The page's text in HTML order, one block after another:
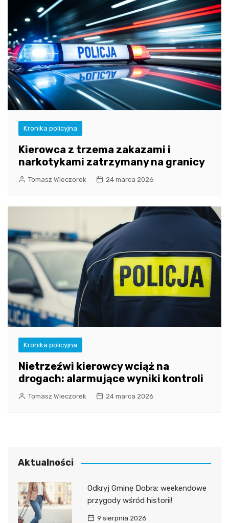
Kronika policyjna
Kierowca z trzema zakazami i
narkotykami zatrzymany na granicy
Tomasz Wieczorek 24 marca 2026
Kronika policyjna
Nietrzeźwi kierowcy wciąż na
drogach: alarmujące wyniki kontroli
Tomasz Wieczorek 24 marca 2026
Aktualności
Odkryj Gminę Dobra: weekendowe
przygody wśród historii!
9 sierpnia 2026